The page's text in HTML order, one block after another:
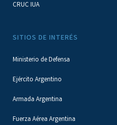
CRUC IUA
SITIOS DE INTERÉS
Ministerio de Defensa
Ejército Argentino
Armada Argentina
Fuerza Aérea Argentina